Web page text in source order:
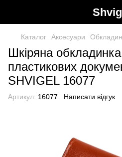
Каталог Аксесуари
Шкіряна
пластикових
SHVIGEL 16077
Артикул: 16077 Написати відгук